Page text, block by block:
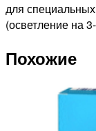
для
(осветление на
Похожие